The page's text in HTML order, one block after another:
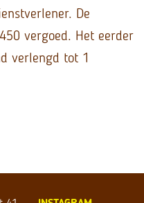
De
vergoed. Het eerder
verlengd tot 1